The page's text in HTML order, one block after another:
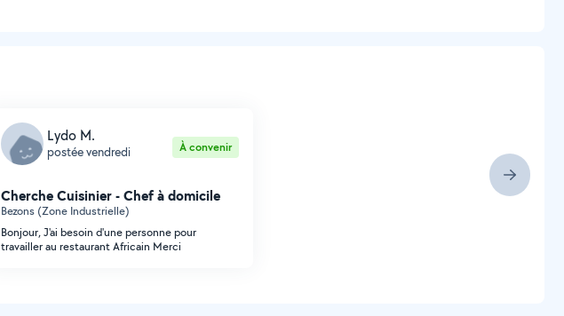
Lydo M.
postée vendredi À convenir
Cherche Cuisinier - Chef à domicile
Bezons (Zone Industrielle)
Bonjour, J'ai besoin d'une personne pour
travailler au restaurant Africain Merci